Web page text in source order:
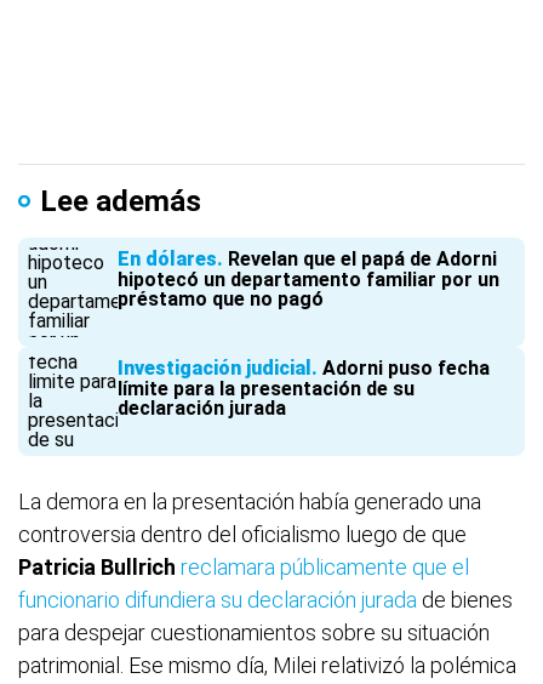
Lee además
En dólares Revelan que el papá de Adorni
hipotecó un departamento familiar por un
préstamo que no pagó
Investigación judicial
Adorni puso fecha
límite para la presentación de su
declaración jurada
La demora en la presentación había generado una
controversia dentro del oficialismo luego de que
Patricia Bullrich reclamara públicamente que el
funcionario difundiera su declaración jurada de bienes
para despejar cuestionamientos sobre su situación
patrimonial. Ese mismo día, Milei relativizó la polémica